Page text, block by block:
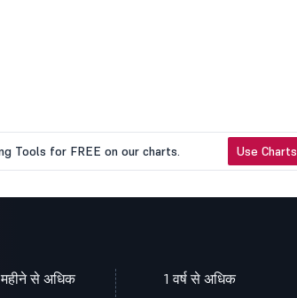
Tools for FREE on our charts. Use Charts
से अधिक 1 वर्ष से अधिक